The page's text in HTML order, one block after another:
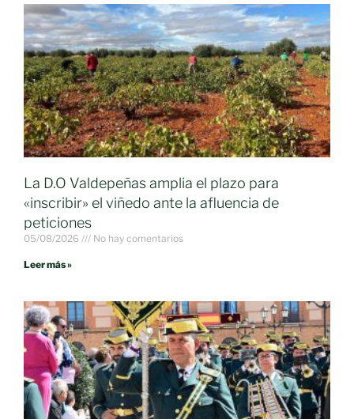
La D.O Valdepeñas amplia el plazo para
«inscribir» el viñedo ante la afluencia de
peticiones
05/08/2026 No hay comentarios
Leer más »